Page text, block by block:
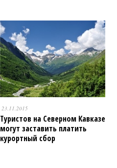
23.11.2015
Туристов на Северном Кавказе
могут заставить платить
курортный сбор